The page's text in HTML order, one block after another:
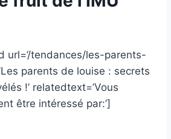
url=’/tendances/les-parents-
parents de louise : secrets
!’ relatedtext=’Vous
être intéressé par:’]